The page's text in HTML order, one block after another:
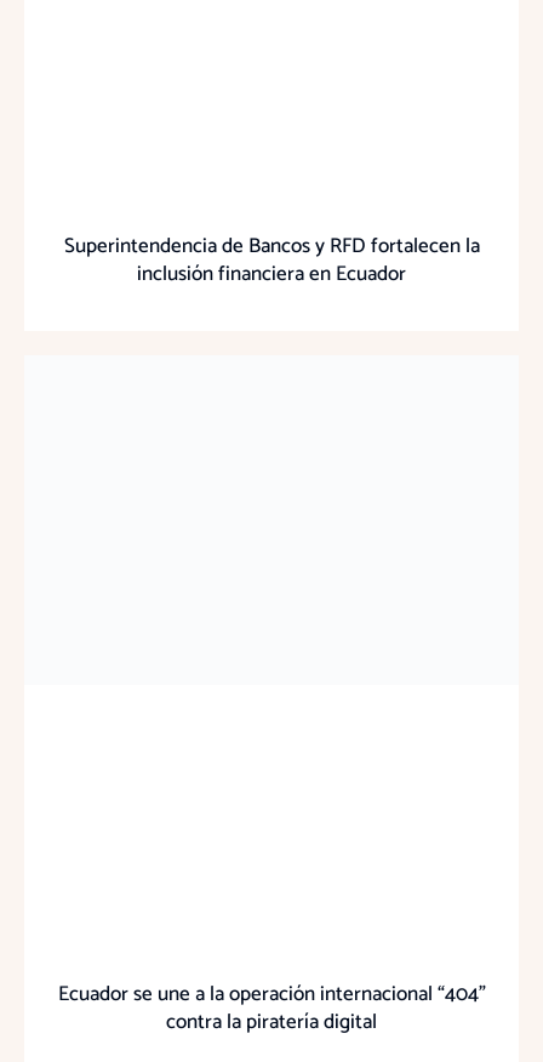
Superintendencia de Bancos y RFD fortalecen la
inclusión financiera en Ecuador
Ecuador se une a la operación internacional “404”
contra la piratería digital